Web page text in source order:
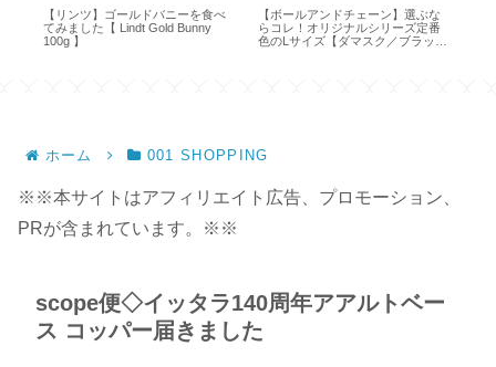
【リンツ】ゴールドバニーを食べ
てみました【 Lindt Gold Bunny
100g 】
【ボールアンドチェーン】選ぶな
らコレ！オリジナルシリーズ定番
色のLサイズ【ダマスク／ブラッ
ホーム 001 SHOPPING
※※本サイトはアフィリエイト広告、プロモーション、
PRが含まれています。※※
scope便◇イッタラ140周年アアルトベー
ス コッパー届きました